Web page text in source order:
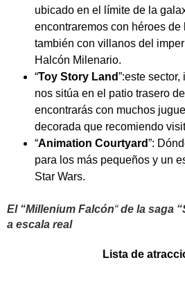
ubicado en el límite de la
encontraremos con héroes
también con villanos del
Halcón Milenario.
“Toy Story Land”:este
nos sitúa en el patio trasero
encontrarás con muchos
decorada que recomiendo
“Animation Courtyard”:
para los más pequeños y un
Star Wars.
El “Millenium Falcón“de la saga
a escala real
Lista de